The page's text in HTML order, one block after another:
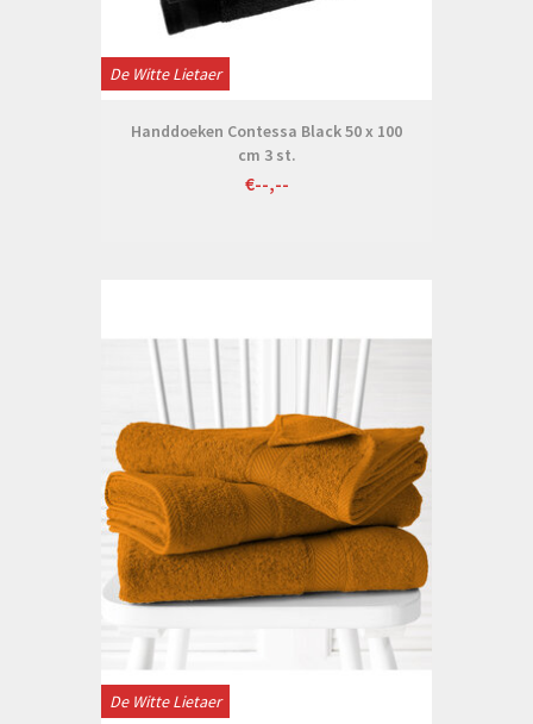
De Witte Lietaer
Handdoeken Contessa Black 50 x 100
cm 3 st.
€--,--
De Witte Lietaer